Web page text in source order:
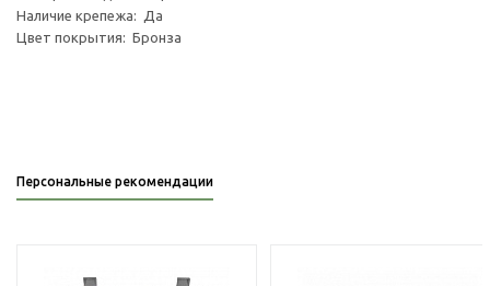
Наличие крепежа: Да
Цвет покрытия: Бронза
Персональные рекомендации